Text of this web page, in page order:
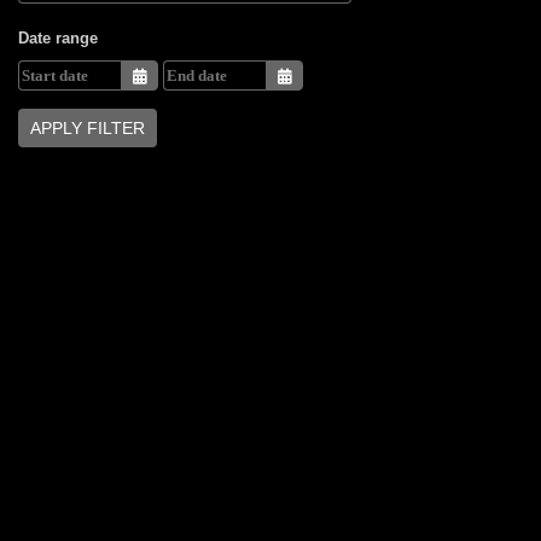
Date range